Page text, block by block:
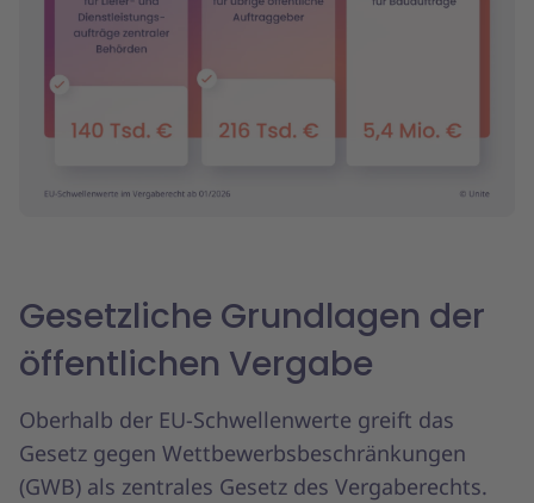
Gesetzliche Grundlagen der
öffentlichen Vergabe
Oberhalb der EU-Schwellenwerte greift das
Gesetz gegen Wettbewerbsbeschränkungen
(GWB) als zentrales Gesetz des Vergaberechts.